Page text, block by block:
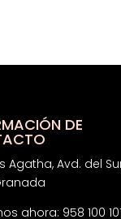
DE
Agatha, Avd. del
ahora: 958 100 101